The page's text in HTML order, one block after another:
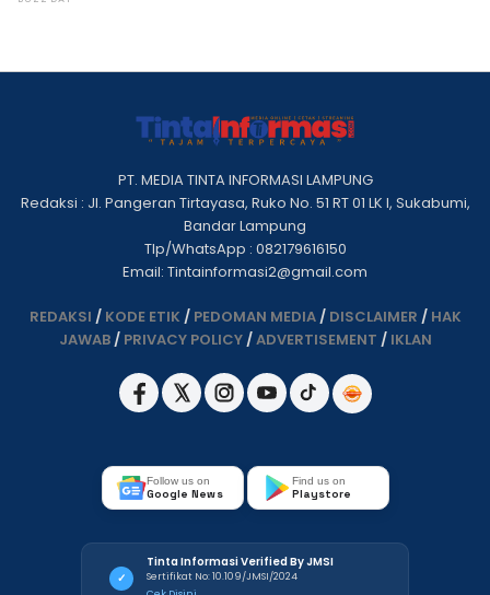
PT. MEDIA TINTA INFORMASI LAMPUNG
Redaksi : Jl. Pangeran Tirtayasa, Ruko No. 51 RT 01 LK I, Sukabumi,
Bandar Lampung
Tlp/WhatsApp : 082179616150
Email: Tintainformasi2@gmail.com
REDAKSI / KODE ETIK / PEDOMAN MEDIA/ DISCLAIMER / HAK
JAWAB/ PRIVACY POLICY/ADVERTISEMENT / IKLAN
Follow us on
Google News
Find us on
Playstore
✓
Tinta Informasi Verified By JMSI
Sertifikat No: 10.109/JMSI/2024